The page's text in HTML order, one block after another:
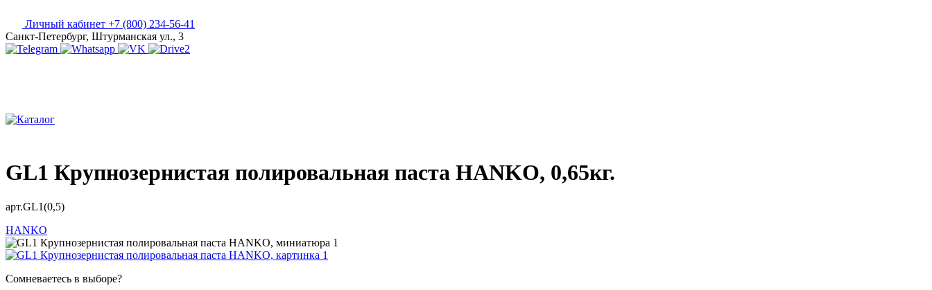
Личный кабинет +7 (800) 234-56-41
Санкт-Петербург, Штурманская ул., 3
GL1 Крупнозернистая полировальная паста HANKO, 0,65кг.
арт.GL1(0,5)
HANKO
Сомневаетесь в выборе?